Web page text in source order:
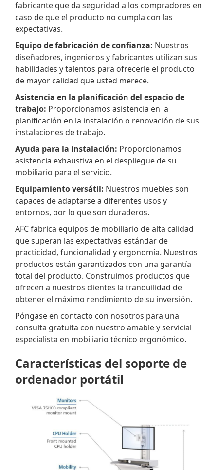
fabricante que da seguridad a los compradores en
caso de que el producto no cumpla con las
expectativas.
Equipo de fabricación de confianza: Nuestros
diseñadores, ingenieros y fabricantes utilizan sus
habilidades y talentos para ofrecerle el producto
de mayor calidad que usted merece.
Asistencia en la planificación del espacio de
trabajo: Proporcionamos asistencia en la
planificación en la instalación o renovación de sus
instalaciones de trabajo.
Ayuda para la instalación: Proporcionamos
asistencia exhaustiva en el despliegue de su
mobiliario para el servicio.
Equipamiento versátil: Nuestros muebles son
capaces de adaptarse a diferentes usos y
entornos, por lo que son duraderos.
AFC fabrica equipos de mobiliario de alta calidad
que superan las expectativas estándar de
practicidad, funcionalidad y ergonomía. Nuestros
productos están garantizados con una garantía
total del producto. Construimos productos que
ofrecen a nuestros clientes la tranquilidad de
obtener el máximo rendimiento de su inversión.
Póngase en contacto con nosotros para una
consulta gratuita con nuestro amable y servicial
especialista en mobiliario técnico ergonómico.
Características del soporte de
ordenador portátil